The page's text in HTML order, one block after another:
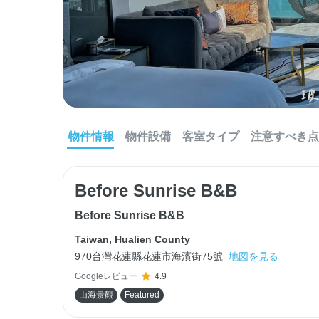
物件情報 物件設備 客室タイプ 注意すべき点
Before Sunrise B&B
Before Sunrise B&B
Taiwan, Hualien County
970台灣花蓮縣花蓮市海濱街75號 地図を見る
Googleレビュー
4.9
山海景觀
Featured